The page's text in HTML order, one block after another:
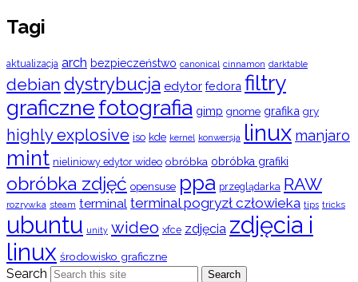
Tagi
aktualizacja arch bezpieczeństwo canonical cinnamon darktable
debian dystrybucja edytor fedora filtry
graficznefotografia gimp gnome grafika gry
highly explosive iso kde kernel konwersja linux manjaro
mint nieliniowy edytor wideo obróbka obróbka grafiki
obróbka zdjęć opensuse ppa przeglądarka RAW
rozrywka steam terminal terminal pogryzł człowieka tips tricks
ubuntu unity wideo xfce zdjęcia zdjęcia i
linux środowisko graficzne
Search Search